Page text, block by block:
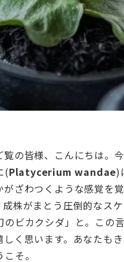
の皆様、こんにちは。
(Platycerium wandae)
ざわつくような感覚を
株がまとう圧倒的なス
ビカクシダ」と。この
く思います。あなたも
そ。